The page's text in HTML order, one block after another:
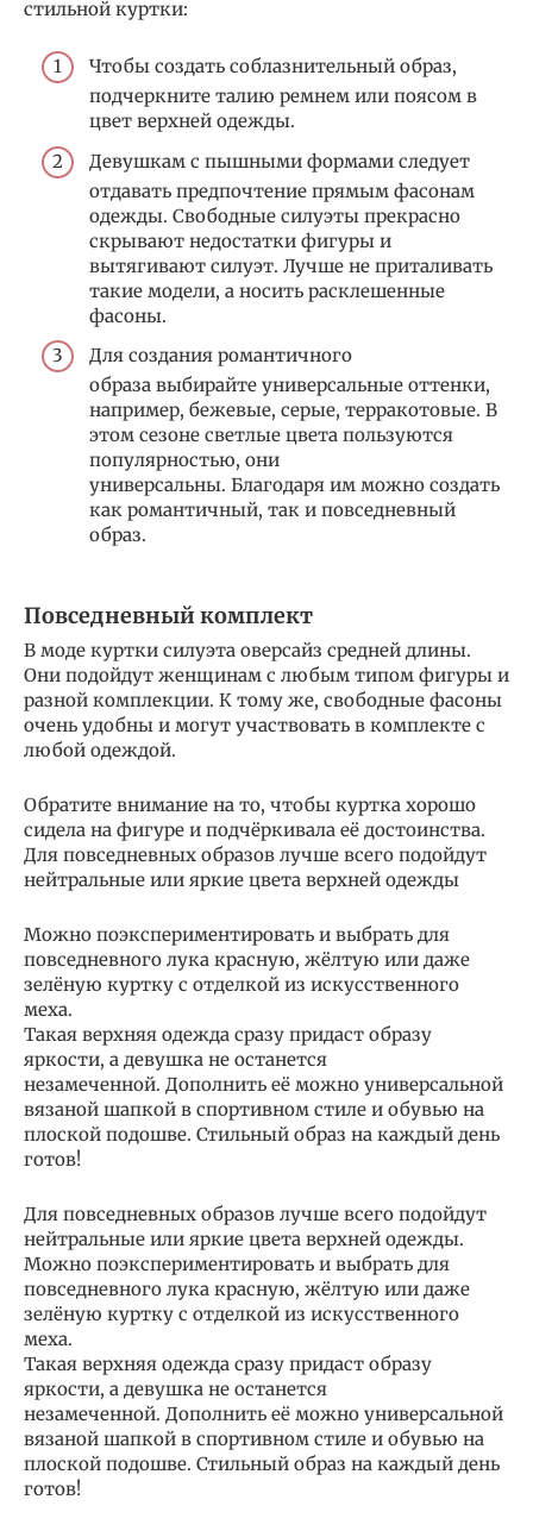
стильной куртки:
Чтобы создать соблазнительный образ,
подчеркните талию ремнем или поясом в
цвет верхней одежды.
Девушкам с пышными формами следует
отдавать предпочтение прямым фасонам
одежды. Свободные силуэты прекрасно
скрывают недостатки фигуры и
вытягивают силуэт. Лучше не приталивать
такие модели, а носить расклешенные
фасоны.
Для создания романтичного
образа выбирайте универсальные оттенки,
например, бежевые, серые, терракотовые. В
этом сезоне светлые цвета пользуются
популярностью, они
универсальны. Благодаря им можно создать
как романтичный, так и повседневный
образ.
Повседневный комплект
В моде куртки силуэта оверсайз средней длины.
Они подойдут женщинам с любым типом фигуры и
разной комплекции. К тому же, свободные фасоны
очень удобны и могут участвовать в комплекте с
любой одеждой.
Обратите внимание на то, чтобы куртка хорошо
сидела на фигуре и подчёркивала её достоинства.
Для повседневных образов лучше всего подойдут
нейтральные или яркие цвета верхней одежды
Можно поэкспериментировать и выбрать для
повседневного лука красную, жёлтую или даже
зелёную куртку с отделкой из искусственного
меха.
Такая верхняя одежда сразу придаст образу
яркости, а девушка не останется
незамеченной. Дополнить её можно универсальной
вязаной шапкой в спортивном стиле и обувью на
плоской подошве. Стильный образ на каждый день
готов!
Для повседневных образов лучше всего подойдут
нейтральные или яркие цвета верхней одежды.
Можно поэкспериментировать и выбрать для
повседневного лука красную, жёлтую или даже
зелёную куртку с отделкой из искусственного
меха.
Такая верхняя одежда сразу придаст образу
яркости, а девушка не останется
незамеченной. Дополнить её можно универсальной
вязаной шапкой в спортивном стиле и обувью на
плоской подошве. Стильный образ на каждый день
готов!